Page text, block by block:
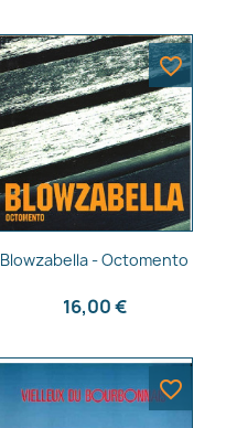
Aperçu rapide
Blowzabella - Octomento
16,00 €
favorite_border
favorite_border